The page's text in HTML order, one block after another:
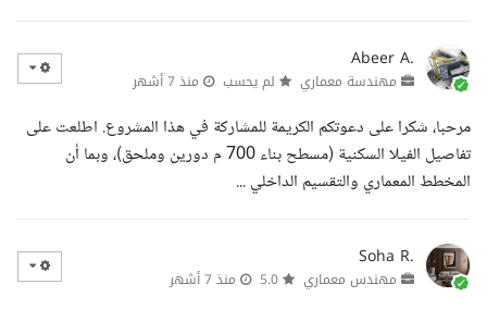
Abeer A.
مهندسة معماري لم يحسب منذ 7 أشهر
مرحبا، شكرا على دعوتكم الكريمة للمشاركة في هذا المشروع. اطلعت على
تفاصيل الفيلا السكنية (مسطح بناء 700 م دورين وملحق)، وبما أن
المخطط المعماري والتقسيم الداخلي ...
Soha R.
مهندس معماري منذ 7 أشهر